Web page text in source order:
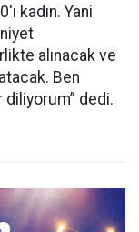
kadın. Yani
alınacak ve
Ben
diliyorum” dedi.